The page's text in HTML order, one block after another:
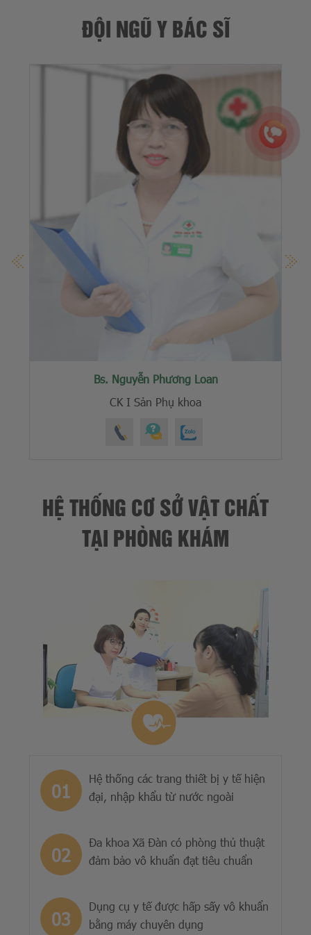
ĐỘI NGŨ Y BÁC SĨ
Bs. Nguyễn Phương Loan
CK I Sản Phụ khoa
HỆ THỐNG CƠ SỞ VẬT CHẤT
TẠI PHÒNG KHÁM
Hệ thống các trang thiết bị y tế hiện
đại, nhập khẩu từ nước ngoài
Đa khoa Xã Đàn có phòng thủ thuật
đảm bảo vô khuẩn đạt tiêu chuẩn
Dụng cụ y tế được hấp sấy vô khuẩn
bằng máy chuyên dụng